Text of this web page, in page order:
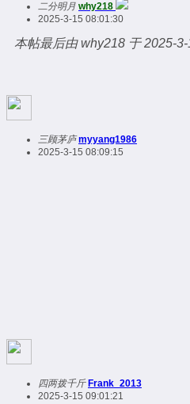
二分明月 why218
2025-3-15 08:01:30
本帖最后由 why218 于 2025-
三顾茅庐 myyang1986
2025-3-15 08:09:15
四两拨千斤 Frank_2013
2025-3-15 09:01:21